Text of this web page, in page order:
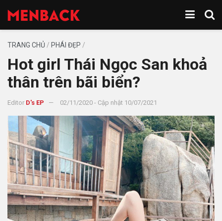
TRANG CHỦ / PHÁI ĐẸP /
Hot girl Thái Ngọc San khoả
thân trên bãi biển?
Editor D's EP 02/11/2020 - Cập nhật 10/07/2021